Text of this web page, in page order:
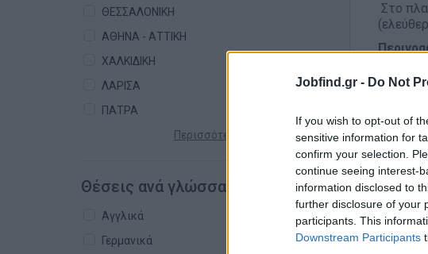
Jobfind.gr - Do Not
If you wish to opt-out of
sensitive information for
confirm your selection.
continue seeing interest-
information disclosed to
further disclosure of your
participants. This
Downstream Participants
ΘΕΣΣΑΛΟΝΙΚΗ
ΑΘΗΝΑ - ΑΤΤΙΚΗ
ΧΑΛΚΙΔΙΚΗ
ΛΑΡΙΣΑ
ΠΑΤΡΑ
Περισσότερες πόλεις +
Θέσεις ανά γλώσσα
Αγγλικά
Γερμανικά
Στο